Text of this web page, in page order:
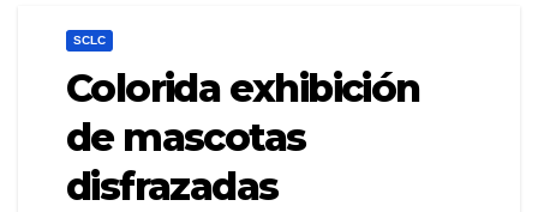
SCLC
Colorida exhibición
de mascotas
disfrazadas